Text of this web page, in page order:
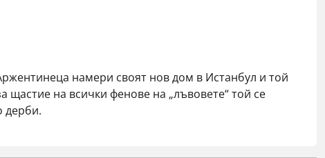
намери своят нов дом в Истанбул и той
на всички фенове на „лъвовете“ той се
дерби.